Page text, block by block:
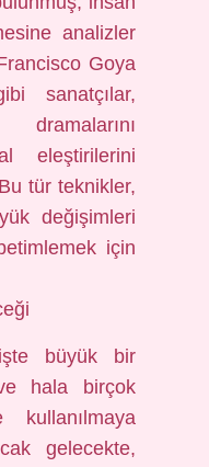
analizler
Goya
sanatçılar,
eleştirilerini
tür teknikler,
değişimleri
için
büyük bir
hala birçok
kullanılmaya
gelecekte,